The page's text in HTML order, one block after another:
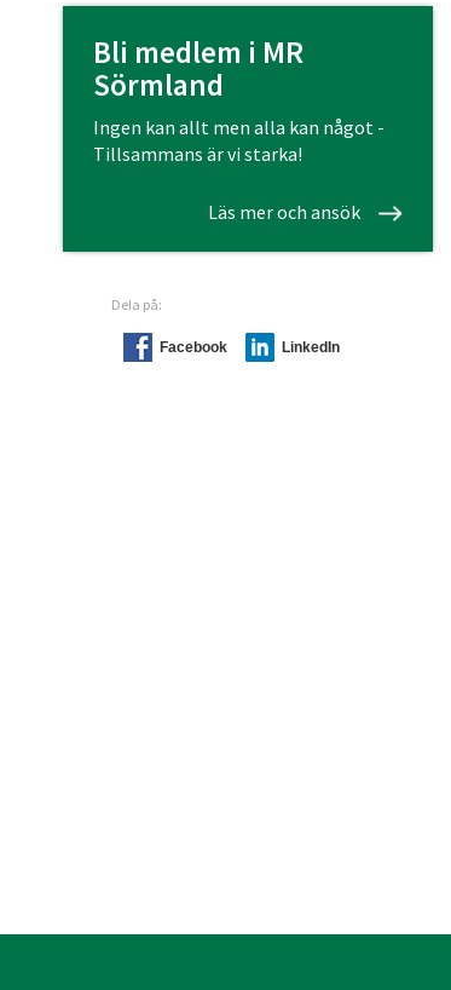
Bli medlem i MR
Sörmland
Ingen kan allt men alla kan något -
Tillsammans är vi starka!
Läs mer och ansök
Dela på:
Facebook LinkedIn